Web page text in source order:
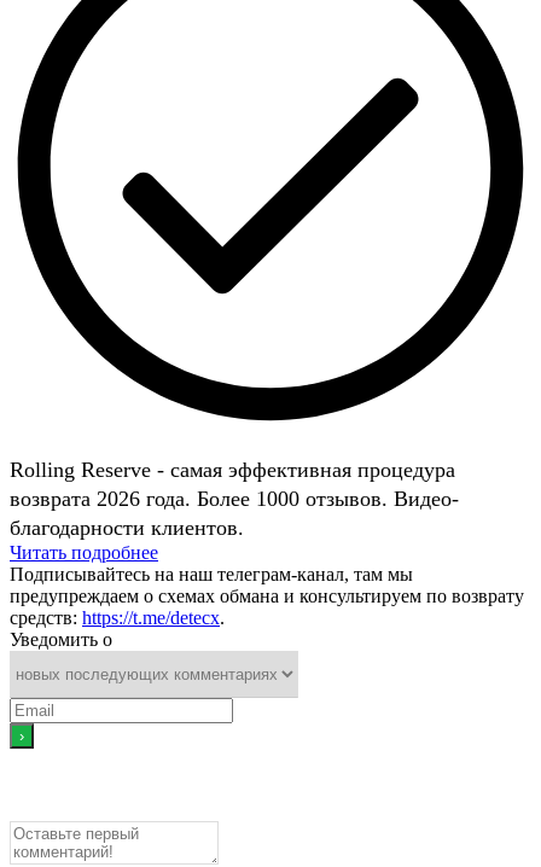
Rolling Reserve - самая эффективная процедура
возврата 2026 года. Более 1000 отзывов. Видео-
благодарности клиентов.
Читать подробнее
Подписывайтесь на наш телеграм-канал, там мы
предупреждаем о схемах обмана и консультируем по возврату
средств: https://t.me/detecx.
Уведомить о